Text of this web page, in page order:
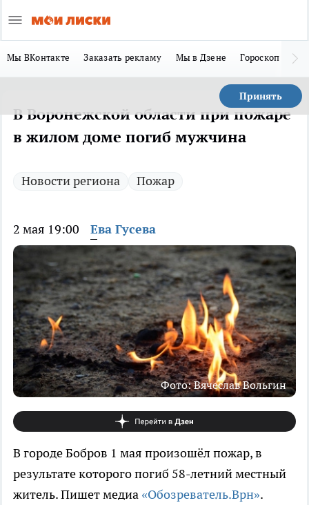
Мы ВКонтакте Заказать рекламу Мы в Дзене Гороскоп
Принять
В Воронежской области при пожаре
в жилом доме погиб мужчина
Новости региона Пожар
2 мая 19:00 Ева Гусева
Фото: Вячеслав Вольгин
В городе Бобров 1 мая произошёл пожар, в
результате которого погиб 58-летний местный
житель. Пишет медиа «Обозреватель.Врн».